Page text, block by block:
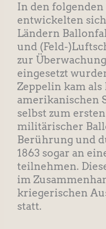
In den
entwickelten
Ländern
und (Feld-
zur
eingesetzt
Zeppelin kam
amerikanischen
selbst zum
militärischer
Berührung und
1863 sogar an
teilnehmen.
im
kriegerischen
statt.